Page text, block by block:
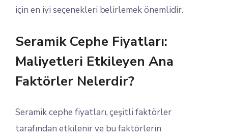
için en iyi seçenekleri belirlemek önemlidir.
Seramik Cephe Fiyatları:
Maliyetleri Etkileyen Ana
Faktörler Nelerdir?
Seramik cephe fiyatları, çeşitli faktörler
tarafından etkilenir ve bu faktörlerin